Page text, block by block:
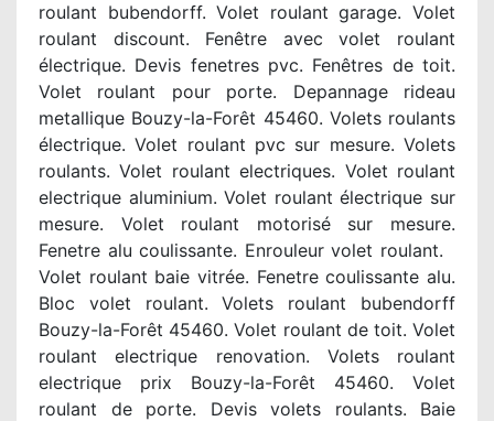
roulant bubendorff. Volet roulant garage. Volet
roulant discount. Fenêtre avec volet roulant
électrique. Devis fenetres pvc. Fenêtres de toit.
Volet roulant pour porte. Depannage rideau
metallique Bouzy-la-Forêt 45460. Volets roulants
électrique. Volet roulant pvc sur mesure. Volets
roulants. Volet roulant electriques. Volet roulant
electrique aluminium. Volet roulant électrique sur
mesure. Volet roulant motorisé sur mesure.
Fenetre alu coulissante. Enrouleur volet roulant.
Volet roulant baie vitrée. Fenetre coulissante alu.
Bloc volet roulant. Volets roulant bubendorff
Bouzy-la-Forêt 45460. Volet roulant de toit. Volet
roulant electrique renovation. Volets roulant
electrique prix Bouzy-la-Forêt 45460. Volet
roulant de porte. Devis volets roulants. Baie